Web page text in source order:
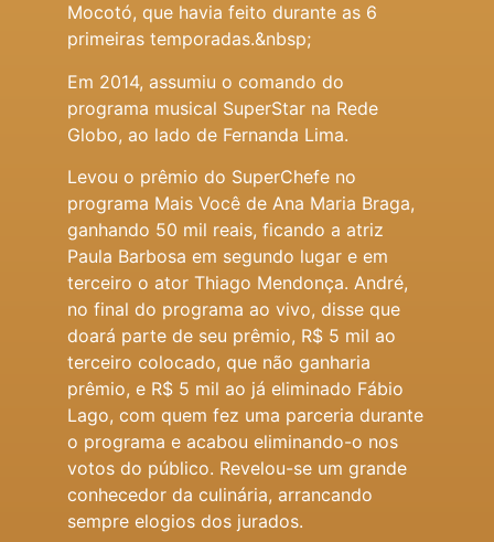
Mocotó, que havia feito durante as 6
primeiras temporadas.&nbsp;
Em 2014, assumiu o comando do
programa musical SuperStar na Rede
Globo, ao lado de Fernanda Lima.
Levou o prêmio do SuperChefe no
programa Mais Você de Ana Maria Braga,
ganhando 50 mil reais, ficando a atriz
Paula Barbosa em segundo lugar e em
terceiro o ator Thiago Mendonça. André,
no final do programa ao vivo, disse que
doará parte de seu prêmio, R$ 5 mil ao
terceiro colocado, que não ganharia
prêmio, e R$ 5 mil ao já eliminado Fábio
Lago, com quem fez uma parceria durante
o programa e acabou eliminando-o nos
votos do público. Revelou-se um grande
conhecedor da culinária, arrancando
sempre elogios dos jurados.